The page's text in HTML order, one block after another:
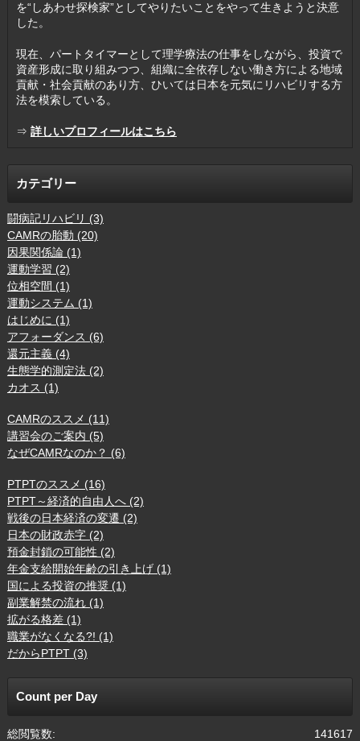
を“しあわせ探検家”としてやりたいことをやって生きようと決意
した。
現在、パートタイマーとして理学療法の仕事をしながら、投資で
資産形成に取り組みつつ、組織に全依存しない働き方による地域
貢献・社会貢献のあり方、ひいては日本を元気にリハビリする方
法を模索している。
⇒ 詳しいプロフィールはこちら
カテゴリー
闘病記リハビリ (3)
CAMRの胎動 (20)
因果関係論 (1)
運動学習 (2)
位相空間 (1)
運動システム (1)
はじめに (1)
アフォーダンス (6)
還元主義 (4)
生態学的測定法 (2)
カオス (1)
CAMRのススメ (11)
講習会のご案内 (5)
なぜCAMRなのか？ (6)
PTPTのススメ (16)
PTPT～経済的自由人へ (2)
戦後の日本経済の変遷 (2)
日本の財政赤字 (2)
預金封鎖の可能性 (2)
年金支給開始年齢の引き上げ (1)
国による投資の推奨 (1)
副業解禁の流れ (1)
拡がる格差 (1)
職業がなくなる?! (1)
だからPTPT (3)
Count per Day
141617
総閲覧数: